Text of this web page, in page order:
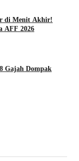
di Menit Akhir!
AFF 2026
Gajah Dompak